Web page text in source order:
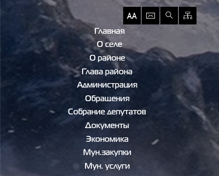
Главная
О селе
О районе
Глава района
Администрация
Обращения
Собрание депутатов
Документы
Экономика
Мун.закупки
Мун. услуги